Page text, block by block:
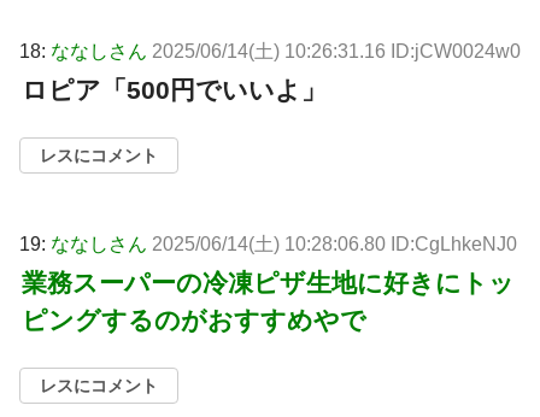
18: ななしさん 2025/06/14(土) 10:26:31.16 ID:jCW0024w0
ロピア「500円でいいよ」
レスにコメント
19: ななしさん 2025/06/14(土) 10:28:06.80 ID:CgLhkeNJ0
業務スーパーの冷凍ピザ生地に好きにトッ
ピングするのがおすすめやで
レスにコメント